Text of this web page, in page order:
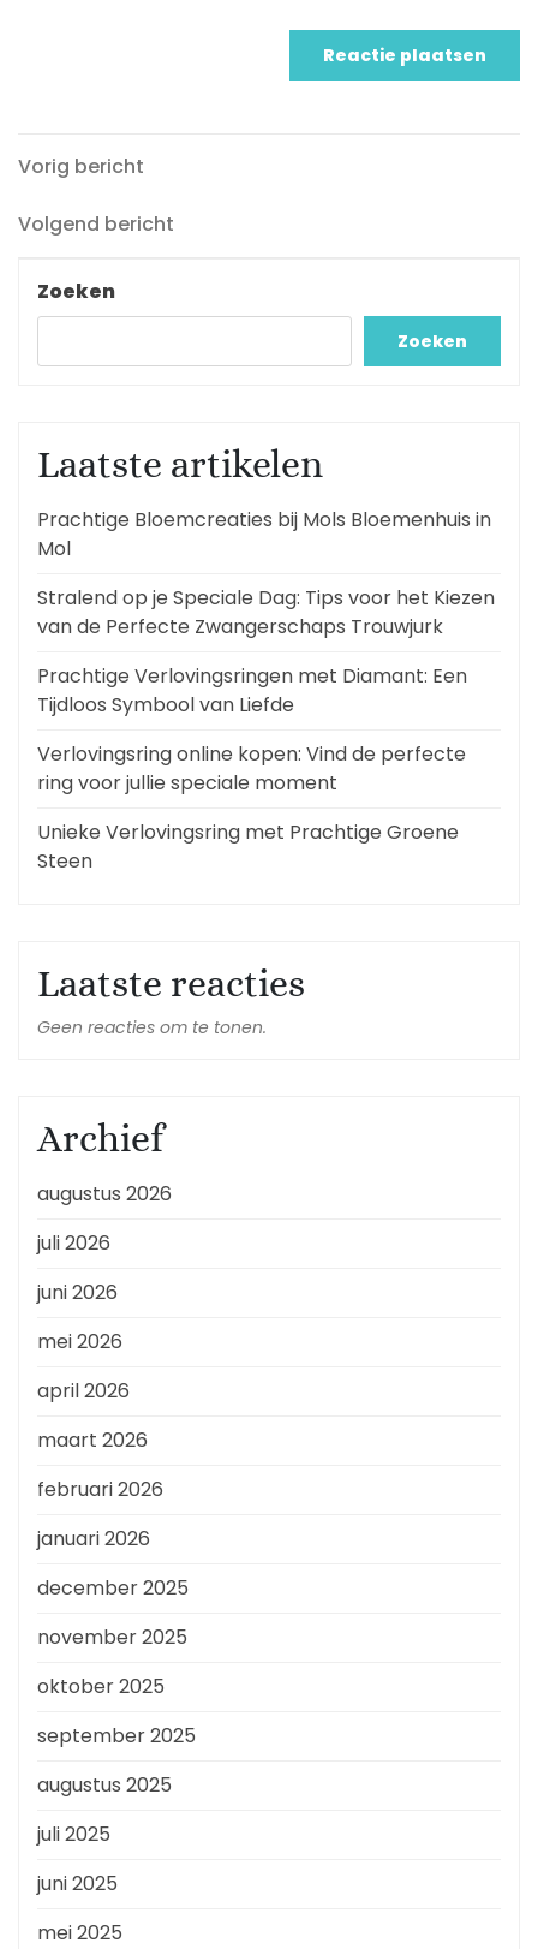
Berichtnavigatie
Vorig
Vorig bericht
Volgend
Volgend bericht
Zoeken
Zoeken
Laatste artikelen
Prachtige Bloemcreaties bij Mols Bloemenhuis in
Mol
Stralend op je Speciale Dag: Tips voor het Kiezen
van de Perfecte Zwangerschaps Trouwjurk
Prachtige Verlovingsringen met Diamant: Een
Tijdloos Symbool van Liefde
Verlovingsring online kopen: Vind de perfecte
ring voor jullie speciale moment
Unieke Verlovingsring met Prachtige Groene
Steen
Laatste reacties
Geen reacties om te tonen.
Archief
augustus 2026
juli 2026
juni 2026
mei 2026
april 2026
maart 2026
februari 2026
januari 2026
december 2025
november 2025
oktober 2025
september 2025
augustus 2025
juli 2025
juni 2025
mei 2025